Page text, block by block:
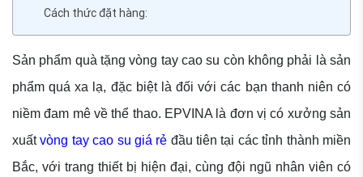
Cách thức đặt hàng:
Sản phẩm quà tặng vòng tay cao su còn không phải là sản
phẩm quá xa lạ, đặc biệt là đối với các bạn thanh niên có
niềm đam mê về thể thao. EPVINA là đơn vị có xưởng sản
xuấtvòng tay cao su giá rẻ đầu tiên tại các tỉnh thành miền
Bắc, với trang thiết bị hiện đại, cùng đội ngũ nhân viên có